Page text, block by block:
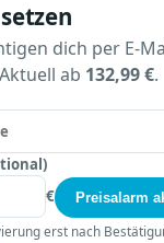
dich per E-
ab 132,99 €.
€
Preisalarm
erst nach